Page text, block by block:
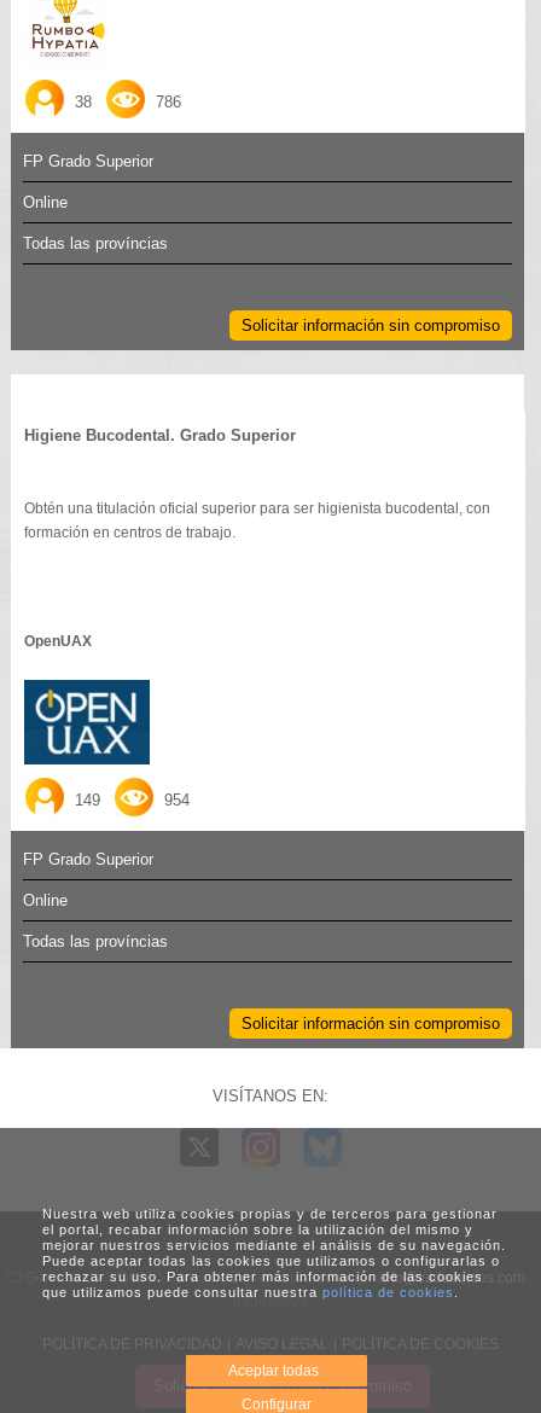
38 786
FP Grado Superior
Online
Todas las províncias
Solicitar información sin compromiso
Higiene Bucodental. Grado Superior
Obtén una titulación oficial superior para ser higienista bucodental, con
formación en centros de trabajo.
OpenUAX
149 954
FP Grado Superior
Online
Todas las províncias
Solicitar información sin compromiso
VISÍTANOS EN:
C/ Generalitat, 3. 08960 Sant Just Desvern (Barcelona) - info@vadecursos.com
930450824
POLÍTICA DE PRIVACIDAD AVISO LEGAL POLÍTICA DE COOKIES
Web diseñada por Net Engineer
Nuestra web utiliza cookies propias y de terceros para gestionar
el portal, recabar información sobre la utilización del mismo y
mejorar nuestros servicios mediante el análisis de su navegación.
Puede aceptar todas las cookies que utilizamos o configurarlas o
rechazar su uso. Para obtener más información de las cookies
que utilizamos puede consultar nuestra política de cookies
Aceptar todas
Configurar
Solicitar información sin compromiso